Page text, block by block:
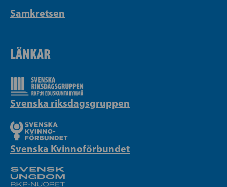
Samkretsen
LÄNKAR
Svenska riksdagsgruppen
Svenska Kvinnoförbundet